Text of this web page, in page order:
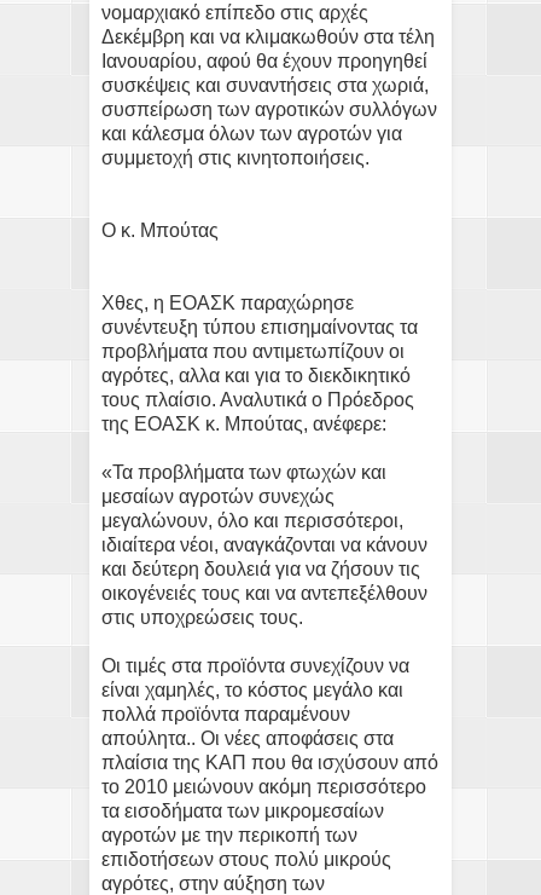
νομαρχιακό επίπεδο στις αρχές
Δεκέμβρη και να κλιμακωθούν στα τέλη
Ιανουαρίου, αφού θα έχουν προηγηθεί
συσκέψεις και συναντήσεις στα χωριά,
συσπείρωση των αγροτικών συλλόγων
και κάλεσμα όλων των αγροτών για
συμμετοχή στις κινητοποιήσεις.
Ο κ. Μπούτας
Χθες, η ΕΟΑΣΚ παραχώρησε
συνέντευξη τύπου επισημαίνοντας τα
προβλήματα που αντιμετωπίζουν οι
αγρότες, αλλα και για το διεκδικητικό
τους πλαίσιο. Αναλυτικά ο Πρόεδρος
της ΕΟΑΣΚ κ. Μπούτας, ανέφερε:
«Τα προβλήματα των φτωχών και
μεσαίων αγροτών συνεχώς
μεγαλώνουν, όλο και περισσότεροι,
ιδιαίτερα νέοι, αναγκάζονται να κάνουν
και δεύτερη δουλειά για να ζήσουν τις
οικογένειές τους και να αντεπεξέλθουν
στις υποχρεώσεις τους.
Οι τιμές στα προϊόντα συνεχίζουν να
είναι χαμηλές, το κόστος μεγάλο και
πολλά προϊόντα παραμένουν
απούλητα.. Οι νέες αποφάσεις στα
πλαίσια της ΚΑΠ που θα ισχύσουν από
το 2010 μειώνουν ακόμη περισσότερο
τα εισοδήματα των μικρομεσαίων
αγροτών με την περικοπή των
επιδοτήσεων στους πολύ μικρούς
αγρότες, στην αύξηση των